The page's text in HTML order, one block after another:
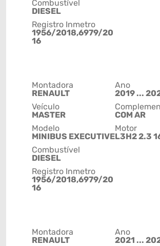
Combustível
DIESEL
Registro Inmetro
1956/2018,6979/20
16
Montadora
RENAULT
Veículo
MASTER
Modelo
MINIBUS EXECUTIVE
Ano
2019 ...
COM AR
Motor
L3H2 2.3
Combustível
DIESEL
Registro Inmetro
1956/2018,6979/20
16
Montadora
RENAULT
Ano
2021 ...